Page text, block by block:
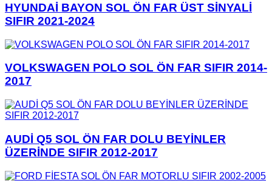
HYUNDAİ BAYON SOL ÖN FAR ÜST SİNYALİ
SIFIR 2021-2024
VOLKSWAGEN POLO SOL ÖN FAR SIFIR 2014-
2017
AUDİ Q5 SOL ÖN FAR DOLU BEYİNLER
ÜZERİNDE SIFIR 2012-2017